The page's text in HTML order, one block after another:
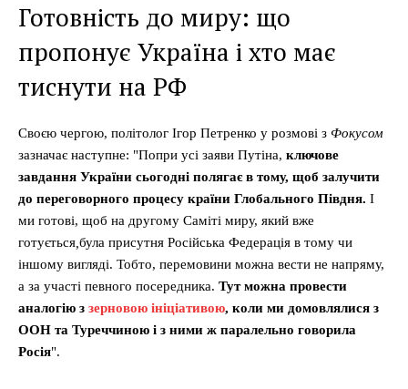
Готовність до миру: що
пропонує Україна і хто має
тиснути на РФ
Своєю чергою, політолог Ігор Петренко у розмові з Фокусом
зазначає наступне: "Попри усі заяви Путіна, ключове
завдання України сьогодні полягає в тому, щоб залучити
до переговорного процесу країни Глобального Півдня. І
ми готові, щоб на другому Саміті миру, який вже
готується була присутня Російська Федерація в тому чи
іншому вигляді. Тобто, перемовини можна вести не напряму,
а за участі певного посередника. Тут можна провести
аналогію з зерновою ініціативою, коли ми домовлялися з
ООН та Туреччиною і з ними ж паралельно говорила
Росія".